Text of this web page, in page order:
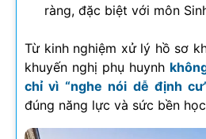
ràng, đặc biệt với môn
Từ kinh nghiệm xử lý hồ sơ
khuyến nghị phụ huynh
chỉ vì “nghe nói dễ định
đúng năng lực và sức bền